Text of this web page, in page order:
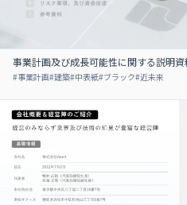
事業計画及び成長可能性に関する説明
#事業計画#建築#中表紙#ブラック#近未来